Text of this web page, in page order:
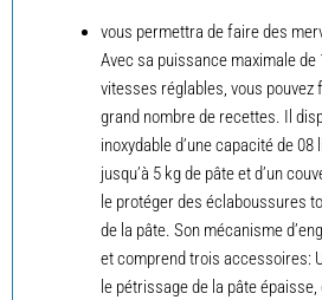
vous permettra de faire des
Avec sa puissance maximale de
vitesses réglables, vous
grand nombre de recettes. Il
inoxydable d’une capacité de
jusqu’à 5 kg de pâte et d’un
le protéger des éclaboussures
de la pâte. Son mécanisme
et comprend trois accessoires:
le pétrissage de la pâte